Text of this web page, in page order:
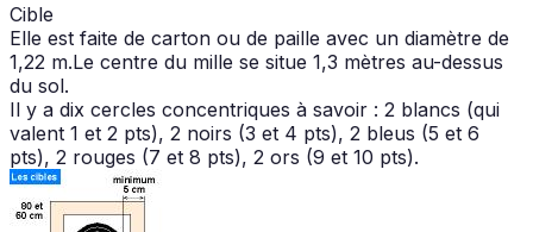
Cible
Elle est faite de carton ou de paille avec un diamètre de
1,22 m.Le centre du mille se situe 1,3 mètres au-dessus
du sol.
Il y a dix cercles concentriques à savoir : 2 blancs (qui
valent 1 et 2 pts), 2 noirs (3 et 4 pts), 2 bleus (5 et 6
pts), 2 rouges (7 et 8 pts), 2 ors (9 et 10 pts).